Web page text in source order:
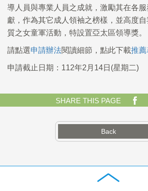
導人員與專業人員之成就，激勵其在各
獻，作為其它成人領袖之榜樣，並高度
質之女童軍活動，特設置亞太區領導獎。
請點選申請辦法閱讀細節，點此下載推薦
申請截止日期：112年2月14日(星期二)
SHARE THIS PAGE
Back